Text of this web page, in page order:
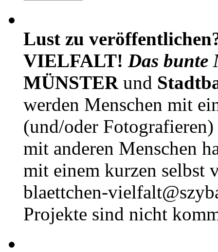
Lust zu
VIELFALT! Das bunte
MÜNSTERund
werden Menschen mit
(und/oder
mit anderen Menschen
mit einem kurzen selbst
blaettchen-
Projekte sind nicht